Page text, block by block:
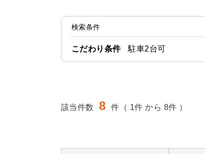
検索条件
こだわり条件 駐車2台可
該当件数 8 件（ 1件 から 8件 ）